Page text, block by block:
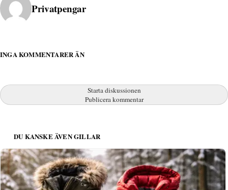
Publicerad av
Privatpengar
INGA KOMMENTARER ÄN
Starta diskussionen
Publicera kommentar
DU KANSKE ÄVEN GILLAR